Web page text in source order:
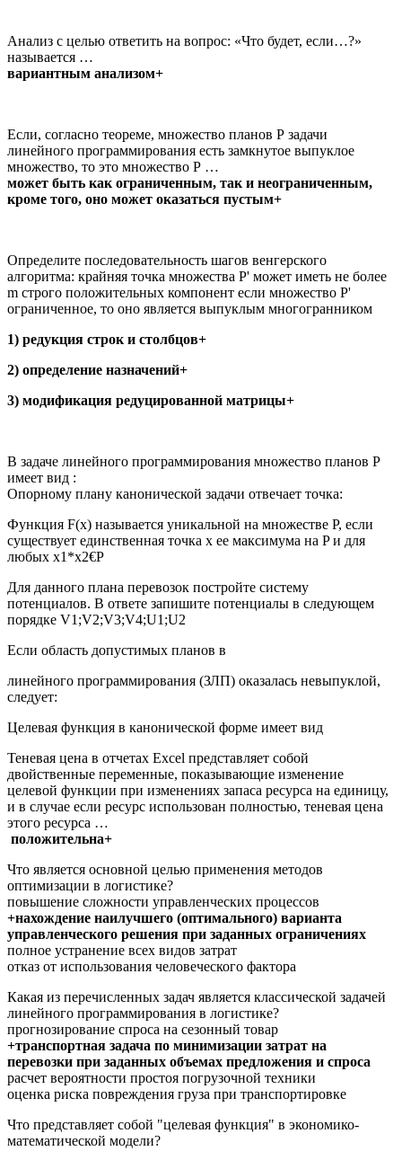
Анализ с целью ответить на вопрос: «Что будет, если…?»
называется …
вариантным анализом+
Если, согласно теореме, множество планов Р задачи
линейного программирования есть замкнутое выпуклое
множество, то это множество Р …
может быть как ограниченным, так и неограниченным,
кроме того, оно может оказаться пустым+
Определите последовательность шагов венгерского
алгоритма: крайняя точка множества P' может иметь не более
m строго положительных компонент если множество P'
ограниченное, то оно является выпуклым многогранником
1) редукция строк и столбцов+
2) определение назначений+
3) модификация редуцированной матрицы+
В задаче линейного программирования множество планов Р
имеет вид :
Опорному плану канонической задачи отвечает точка:
Функция F(х) называется уникальной на множестве P, если
существует единственная точка х ее максимума на P и для
любых х1*х2€P
Для данного плана перевозок постройте систему
потенциалов. В ответе запишите потенциалы в следующем
порядке V1;V2;V3;V4;U1;U2
Если область допустимых планов в
линейного программирования (ЗЛП) оказалась невыпуклой,
следует:
Целевая функция в канонической форме имеет вид
Теневая цена в отчетах Excel представляет собой
двойственные переменные, показывающие изменение
целевой функции при изменениях запаса ресурса на единицу,
и в случае если ресурс использован полностью, теневая цена
этого ресурса …
положительна+
Что является основной целью применения методов
оптимизации в логистике?
повышение сложности управленческих процессов
+нахождение наилучшего (оптимального) варианта
управленческого решения при заданных ограничениях
полное устранение всех видов затрат
отказ от использования человеческого фактора
Какая из перечисленных задач является классической задачей
линейного программирования в логистике?
прогнозирование спроса на сезонный товар
+транспортная задача по минимизации затрат на
перевозки при заданных объемах предложения и спроса
расчет вероятности простоя погрузочной техники
оценка риска повреждения груза при транспортировке
Что представляет собой "целевая функция" в экономико-
математической модели?